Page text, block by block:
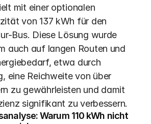
mit einer optionalen
von 137 kWh für den
Bus. Diese Lösung wurde
auch auf langen Routen und
etwa durch
eine Reichweite von über
zu gewährleisten und damit
signifikant zu verbessern.
Warum 110 kWh nicht